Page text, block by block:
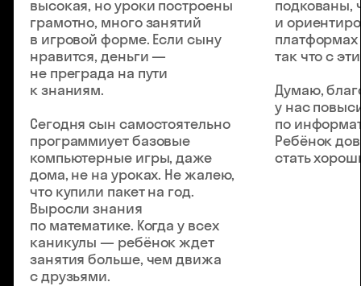
высокая, но уроки построены
грамотно, много занятий
в игровой форме. Если сыну
нравится, деньги —
не преграда на пути
к знаниям.
Сегодня сын самостоятельно
программиует базовые
компьютерные игры, даже
дома, не на уроках. Не жалею,
что купили пакет на год.
Выросли знания
по математике. Когда у всех
каникулы — ребёнок ждет
занятия больше, чем движа
с друзьями.
подкованы,
и
платформах
так что с
Думаю,
у нас
по
Ребёнок
стать